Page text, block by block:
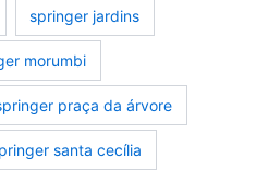
springer jardins
morumbi
praça da árvore
santa cecília